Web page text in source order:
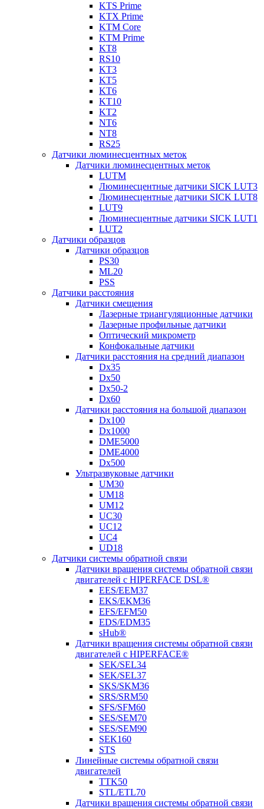
KTS Prime
KTX Prime
KTM Core
KTM Prime
KT8
RS10
KT3
KT5
KT6
KT10
KT2
NT6
NT8
RS25
Датчики люминесцентных меток
Датчики люминесцентных меток
LUTM
Люминесцентные датчики SICK LUT3
Люминесцентные датчики SICK LUT8
LUT9
Люминесцентные датчики SICK LUT1
LUT2
Датчики образцов
Датчики образцов
PS30
ML20
PSS
Датчики расстояния
Датчики смещения
Лазерные триангуляционные датчики
Лазерные профильные датчики
Оптический микрометр
Конфокальные датчики
Датчики расстояния на средний диапазон
Dx35
Dx50
Dx50-2
Dx60
Датчики расстояния на большой диапазон
Dx100
Dx1000
DME5000
DME4000
Dx500
Ультразвуковые датчики
UM30
UM18
UM12
UC30
UC12
UC4
UD18
Датчики системы обратной связи
Датчики вращения системы обратной связи
двигателей с HIPERFACE DSL®
EES/EEM37
EKS/EKM36
EFS/EFM50
EDS/EDM35
sHub®
Датчики вращения системы обратной связи
двигателей с HIPERFACE®
SEK/SEL34
SEK/SEL37
SKS/SKM36
SRS/SRM50
SFS/SFM60
SES/SEM70
SES/SEM90
SEK160
STS
Линейные системы обратной связи
двигателей
TTK50
STL/ETL70
Датчики вращения системы обратной связи